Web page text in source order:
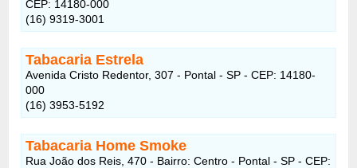
CEP: 14180-000
(16) 9319-3001
Tabacaria Estrela
Avenida Cristo Redentor, 307 - Pontal - SP - CEP: 14180-
000
(16) 3953-5192
Tabacaria Home Smoke
Rua João dos Reis, 470 - Bairro: Centro - Pontal - SP - CEP: